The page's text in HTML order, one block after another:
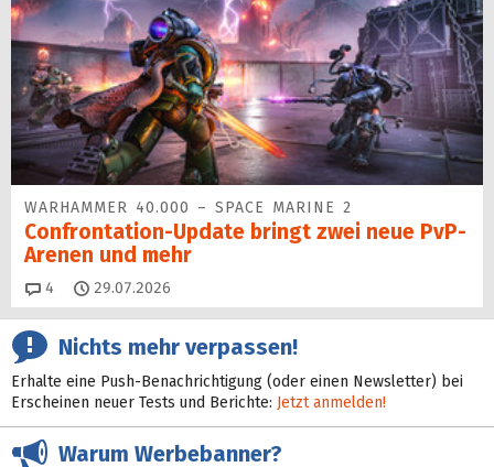
WARHAMMER 40.000 – SPACE MARINE 2
Confrontation-Update bringt zwei neue PvP-
Arenen und mehr
4 Kommentare
29.07.2026
Nichts mehr verpassen!
Erhalte eine Push-Benachrichtigung (oder einen Newsletter) bei
Erscheinen neuer Tests und Berichte: Jetzt anmelden!
Warum Werbebanner?